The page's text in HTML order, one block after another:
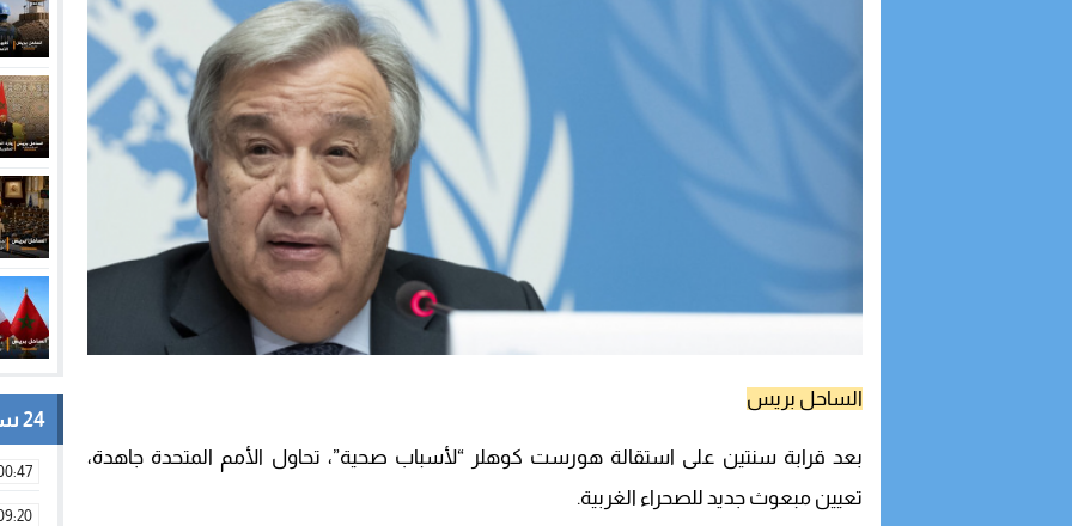
الساحل بريس
بعد قرابة سنتين على استقالة هورست كوهلر “لأسباب صحية”، تحاول الأمم المتحدة جاهدة،
تعيين مبعوث جديد للصحراء الغربية.
24 ساعة